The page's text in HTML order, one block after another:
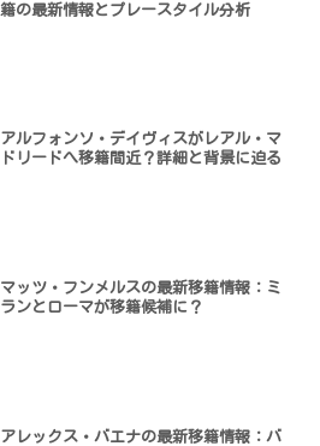
籍の最新情報とプレースタイル分析
アルフォンソ・デイヴィスがレアル・マ
ドリードへ移籍間近？詳細と背景に迫る
マッツ・フンメルスの最新移籍情報：ミ
ランとローマが移籍候補に？
アレックス・バエナの最新移籍情報：バ